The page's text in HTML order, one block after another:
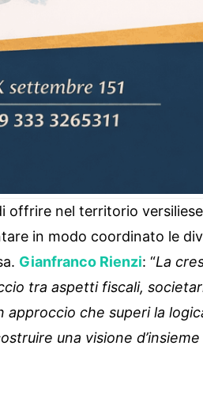
offrire nel territorio
in modo coordinato le
Gianfranco Rienzi: “La
tra aspetti fiscali,
che superi la
una visione